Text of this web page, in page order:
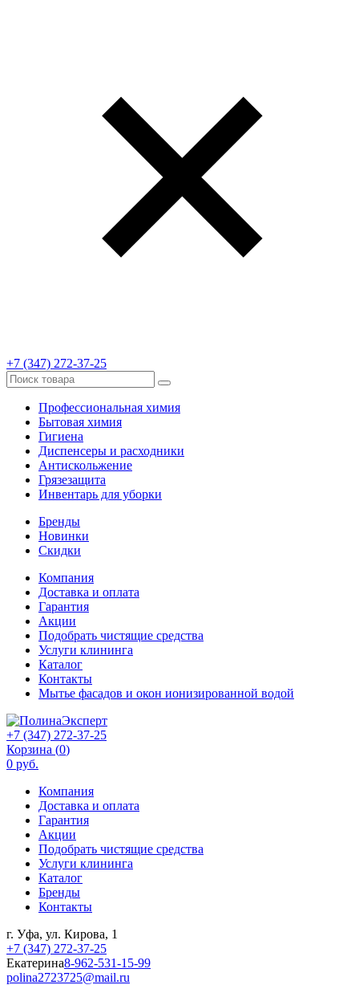
+7 (347) 272-37-25
Профессиональная химия
Бытовая химия
Гигиена
Диспенсеры и расходники
Антискольжение
Грязезащита
Инвентарь для уборки
Бренды
Новинки
Скидки
Компания
Доставка и оплата
Гарантия
Акции
Подобрать чистящие средства
Услуги клининга
Каталог
Контакты
Мытье фасадов и окон ионизированной водой
+7 (347) 272-37-25
Корзина (0)
0 руб.
Компания
Доставка и оплата
Гарантия
Акции
Подобрать чистящие средства
Услуги клининга
Каталог
Бренды
Контакты
г. Уфа, ул. Кирова, 1
+7 (347) 272-37-25
Екатерина8-962-531-15-99
polina2723725@mail.ru